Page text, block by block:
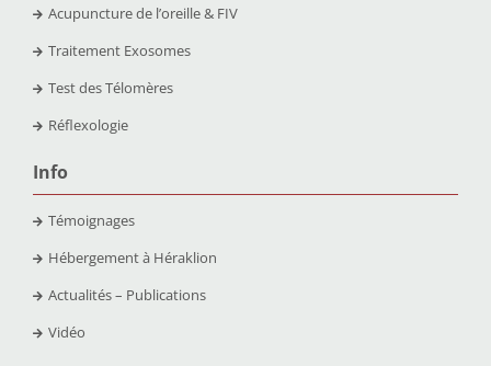
Acupuncture de l’oreille & FIV
Traitement Exosomes
Test des Télomères
Réflexologie
Info
Témoignages
Hébergement à Héraklion
Actualités – Publications
Vidéo